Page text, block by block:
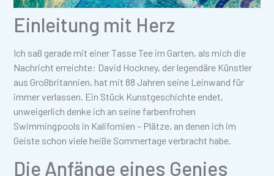
Einleitung mit Herz
Ich saß gerade mit einer Tasse Tee im Garten, als mich die
Nachricht erreichte: David Hockney, der legendäre Künstler
aus Großbritannien, hat mit 88 Jahren seine Leinwand für
immer verlassen. Ein Stück Kunstgeschichte endet,
unweigerlich denke ich an seine farbenfrohen
Swimmingpools in Kalifornien – Plätze, an denen ich im
Geiste schon viele heiße Sommertage verbracht habe.
Die Anfänge eines Genies